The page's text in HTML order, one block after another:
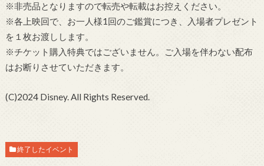
※非売品となりますので転売や転載はお控えください。
※各上映回で、お一人様1回のご鑑賞につき、入場者プレゼント
を１枚お渡しします。
※チケット購入特典ではございません。ご入場を伴わない配布
はお断りさせていただきます。
(C)2024 Disney. All Rights Reserved.
終了したイベント